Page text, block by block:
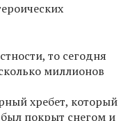
то сегодня
миллионов
хребет, который
покрыт снегом и